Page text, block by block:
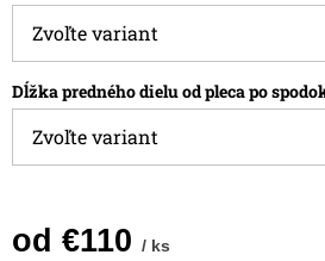
Dĺžka predného dielu od pleca po
od €110 / ks